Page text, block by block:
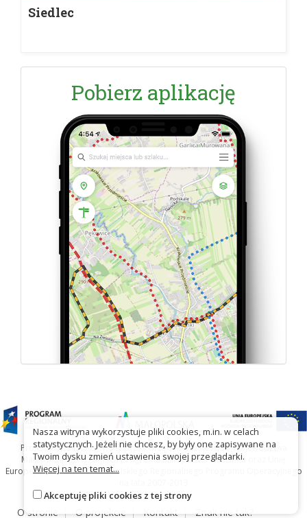
Siedlec
Pobierz aplikację
Projekt współfinansowany przez Urząd Marszałkowski Województwa
Małopolskiego w ramach programu Małopolska Gościnna oraz Unię
Europejską w ramach Małopolskiego Regionalnego Programu Operacyjnego
O stronie O projekcie Kontakt Znak nie tak?
Nasza witryna wykorzystuje pliki cookies, m.in. w celach
statystycznych. Jeżeli nie chcesz, by były one zapisywane na
Twoim dysku zmień ustawienia swojej przeglądarki.
Więcej na ten temat...
Akceptuję pliki cookies z tej strony